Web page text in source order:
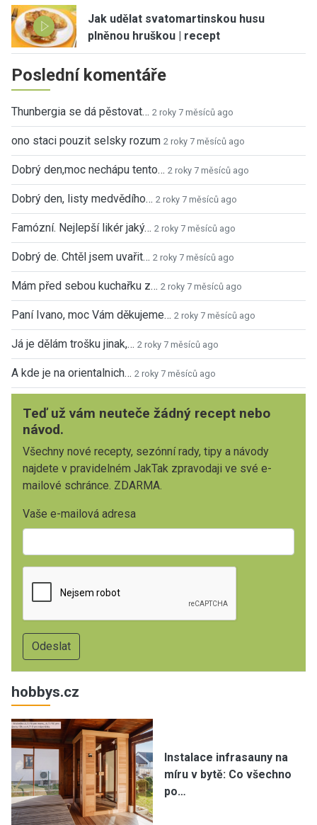
Jak udělat svatomartinskou husu
plněnou hruškou | recept
Poslední komentáře
Thunbergia se dá pěstovat… 2 roky 7 měsíců ago
ono staci pouzit selsky rozum 2 roky 7 měsíců ago
Dobrý den,moc nechápu tento… 2 roky 7 měsíců ago
Dobrý den, listy medvědího… 2 roky 7 měsíců ago
Famózní. Nejlepší likér jaký… 2 roky 7 měsíců ago
Dobrý de. Chtěl jsem uvařit… 2 roky 7 měsíců ago
Mám před sebou kuchařku z… 2 roky 7 měsíců ago
Paní Ivano, moc Vám děkujeme… 2 roky 7 měsíců ago
Já je dělám trošku jinak,… 2 roky 7 měsíců ago
A kde je na orientalnich… 2 roky 7 měsíců ago
Teď už vám neuteče žádný recept nebo
návod.
Všechny nové recepty, sezónní rady, tipy a návody
najdete v pravidelném JakTak zpravodaji ve své e-
mailové schránce. ZDARMA.
Vaše e-mailová adresa
hobbys.cz
Instalace infrasauny na
míru v bytě: Co všechno
po…